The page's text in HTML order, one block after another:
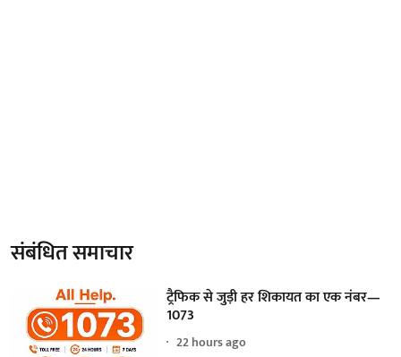
संबंधित समाचार
ट्रैफिक से जुड़ी हर शिकायत का एक नंबर—
1073
22 hours ago